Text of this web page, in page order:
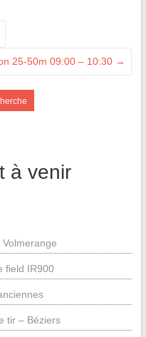
25-50m 09:00 – 10:30 →
à venir
field IR900
tir – Béziers